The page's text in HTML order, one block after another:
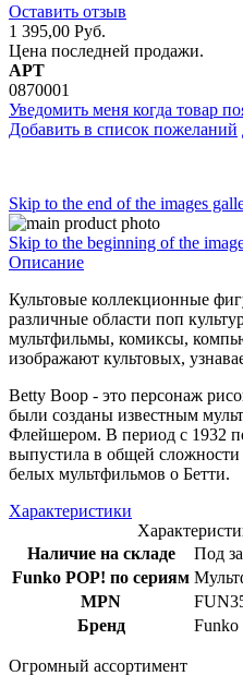
Оставить отзыв
1 395,00 Руб.
Цена последней продажи.
АРТ
0870001
Уведомить меня когда товар
Добавить в список пожеланий
Skip to the end of the images
Skip to the beginning of the
Описание
Культовые коллекционные
различные области поп
мультфильмы, комиксы,
изображают культовых,
Betty Boop - это персонаж
были созданы известным
Флейшером. В период с 1932
выпустила в общей
белых мультфильмов о Бетти.
Характеристики
Наличие на складе
Под
Funko POP! по сериям
MPN
Бренд
Огромный ассортимент